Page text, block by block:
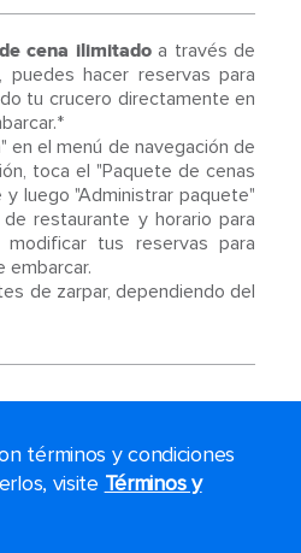
cena ilimitadoa través de
puedes hacer reservas para
tu crucero directamente en
en el menú de navegación de
toca el "Paquete de cenas
luego "Administrar paquete"
restaurante y horario para
modificar tus reservas para
embarcar.
de zarpar, dependiendo del
términos y condiciones
visite Términos y